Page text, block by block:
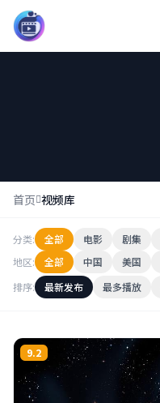
首页 视频库
分类: 全部 电影 剧集
地区:
全部 中国 美国
排序:
最新发布 最多播放
9.2